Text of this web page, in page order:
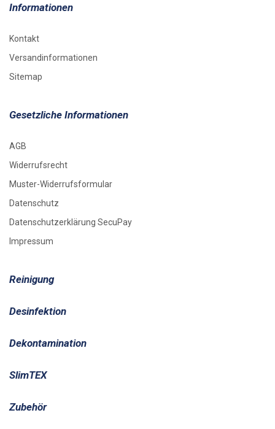
Informationen
Kontakt
Versandinformationen
Sitemap
Gesetzliche Informationen
AGB
Widerrufsrecht
Muster-Widerrufsformular
Datenschutz
Datenschutzerklärung SecuPay
Impressum
Reinigung
Desinfektion
Dekontamination
SlimTEX
Zubehör